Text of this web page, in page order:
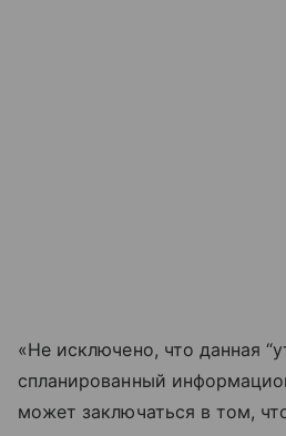
«Не исключено, что данная
спланированный
может заключаться в том,